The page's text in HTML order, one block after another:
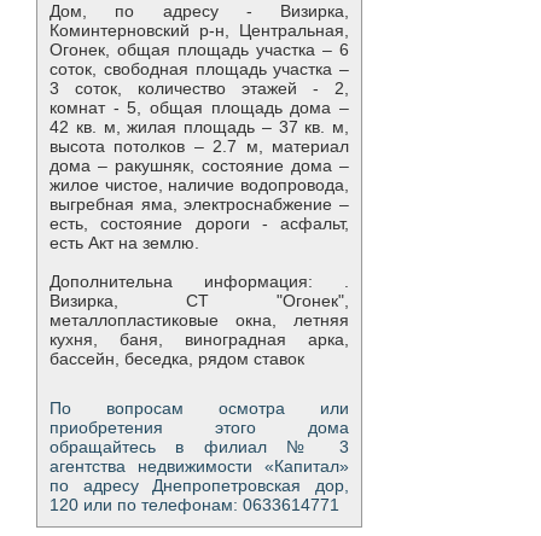
Дом, по адресу - Визирка,
Коминтерновский р-н, Центральная,
Огонек, общая площадь участка – 6
соток, свободная площадь участка –
3 соток, количество этажей - 2,
комнат - 5, общая площадь дома –
42 кв. м, жилая площадь – 37 кв. м,
высота потолков – 2.7 м, материал
дома – ракушняк, состояние дома –
жилое чистое, наличие водопровода,
выгребная яма, электроснабжение –
есть, состояние дороги - асфальт,
есть Акт на землю.
Дополнительна информация: .
Визирка, СТ "Огонек",
металлопластиковые окна, летняя
кухня, баня, виноградная арка,
бассейн, беседка, рядом ставок
По вопросам осмотра или
приобретения этого дома
обращайтесь в филиал № 3
агентства недвижимости «Капитал»
по адресу Днепропетровская дор,
120 или по телефонам: 0633614771